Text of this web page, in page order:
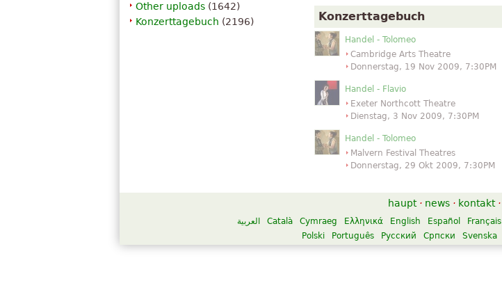
Other uploads (1642)
Konzerttagebuch (2196) Konzerttagebuch
Handel - Tolomeo
Cambridge Arts Theatre
Donnerstag, 19 Nov 2009, 7:30PM
Handel - Flavio
Exeter Northcott Theatre
Dienstag, 3 Nov 2009, 7:30PM
Handel - Tolomeo
Malvern Festival Theatres
Donnerstag, 29 Okt 2009, 7:30PM
haupt · news · kontakt ·
العربية Català Cymraeg Ελληνικά English Español Français
Polski
Português Русский Српски Svenska